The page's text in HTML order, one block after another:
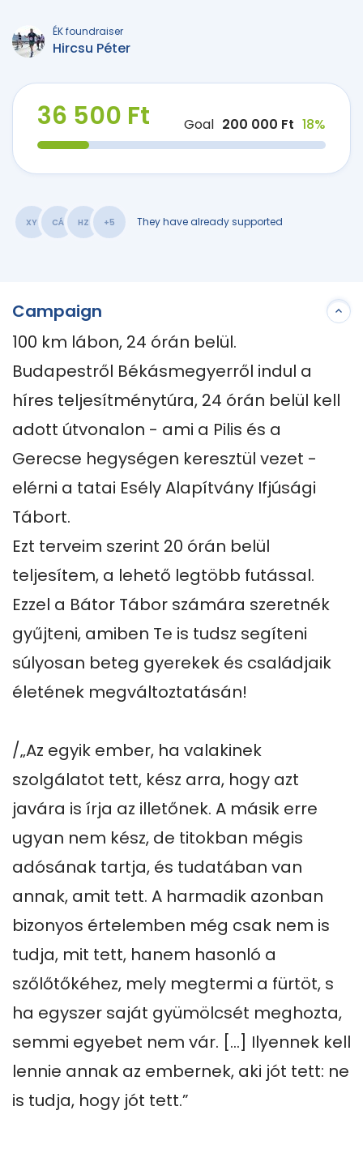
ÉK foundraiser
Hircsu Péter
36 500 Ft Goal 200 000 Ft 18%
XY CÁ HZ +5 They have already supported
Campaign
100 km lábon, 24 órán belül.
Budapestről Békásmegyerről indul a
híres teljesítménytúra, 24 órán belül kell
adott útvonalon - ami a Pilis és a
Gerecse hegységen keresztül vezet -
elérni a tatai Esély Alapítvány Ifjúsági
Tábort.
Ezt terveim szerint 20 órán belül
teljesítem, a lehető legtöbb futással.
Ezzel a Bátor Tábor számára szeretnék
gyűjteni, amiben Te is tudsz segíteni
súlyosan beteg gyerekek és családjaik
életének megváltoztatásán!
/„Az egyik ember, ha valakinek
szolgálatot tett, kész arra, hogy azt
javára is írja az illetőnek. A másik erre
ugyan nem kész, de titokban mégis
adósának tartja, és tudatában van
annak, amit tett. A harmadik azonban
bizonyos értelemben még csak nem is
tudja, mit tett, hanem hasonló a
szőlőtőkéhez, mely megtermi a fürtöt, s
ha egyszer saját gyümölcsét meghozta,
semmi egyebet nem vár. [...] Ilyennek kell
lennie annak az embernek, aki jót tett: ne
is tudja, hogy jót tett.”